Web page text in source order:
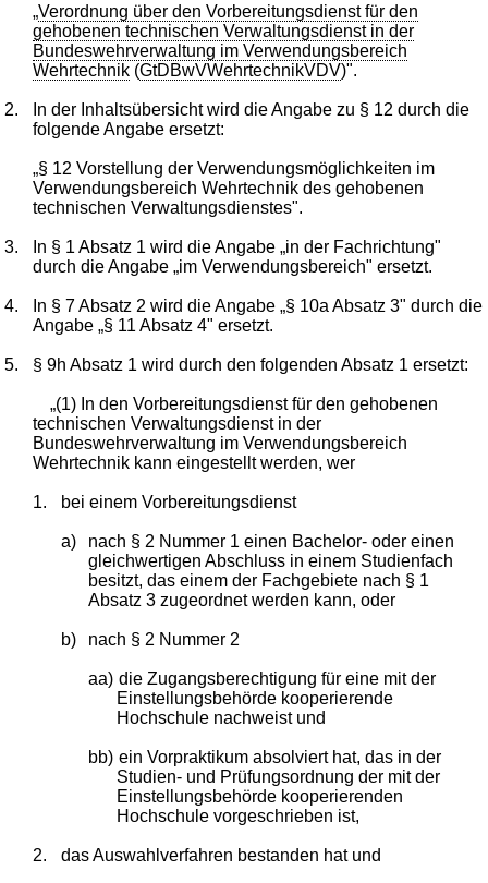
„Verordnung über den Vorbereitungsdienst für den
gehobenen technischen Verwaltungsdienst in der
Bundeswehrverwaltung im Verwendungsbereich
Wehrtechnik (GtDBwVWehrtechnikVDV)".
2.
In der Inhaltsübersicht wird die Angabe zu § 12 durch die
folgende Angabe ersetzt:
„§ 12 Vorstellung der Verwendungsmöglichkeiten im
Verwendungsbereich Wehrtechnik des gehobenen
technischen Verwaltungsdienstes".
3.
In § 1 Absatz 1 wird die Angabe „in der Fachrichtung"
durch die Angabe „im Verwendungsbereich" ersetzt.
4.
In § 7 Absatz 2 wird die Angabe „§ 10a Absatz 3" durch die
Angabe „§ 11 Absatz 4" ersetzt.
5. § 9h Absatz 1 wird durch den folgenden Absatz 1 ersetzt:
„(1) In den Vorbereitungsdienst für den gehobenen
technischen Verwaltungsdienst in der
Bundeswehrverwaltung im Verwendungsbereich
Wehrtechnik kann eingestellt werden, wer
1. bei einem Vorbereitungsdienst
a)
nach § 2 Nummer 1 einen Bachelor- oder einen
gleichwertigen Abschluss in einem Studienfach
besitzt, das einem der Fachgebiete nach § 1
Absatz 3 zugeordnet werden kann, oder
b) nach § 2 Nummer 2
aa) die Zugangsberechtigung für eine mit der
Einstellungsbehörde kooperierende
Hochschule nachweist und
bb) ein Vorpraktikum absolviert hat, das in der
Studien- und Prüfungsordnung der mit der
Einstellungsbehörde kooperierenden
Hochschule vorgeschrieben ist,
2. das Auswahlverfahren bestanden hat und